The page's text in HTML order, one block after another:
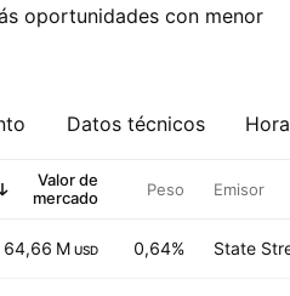
oportunidades con menor
Datos técnicos
Valor de
mercado
Peso Emisor
64,66 M USD 0,64% State